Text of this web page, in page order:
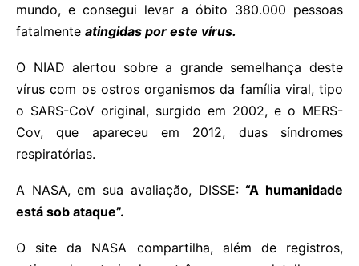
mundo, e consegui levar a óbito 380.000 pessoas
fatalmente atingidas por este vírus.
O NIAD alertou sobre a grande semelhança deste
vírus com os ostros organismos da família viral, tipo
o SARS-CoV original, surgido em 2002, e o MERS-
Cov, que apareceu em 2012, duas síndromes
respiratórias.
A NASA, em sua avaliação, DISSE:“A humanidade
está sob ataque”.
O site da NASA compartilha, além de registros,